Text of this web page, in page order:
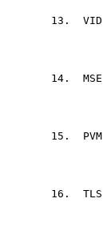
13. VID
14. MSE
15. PVM
16. TLS